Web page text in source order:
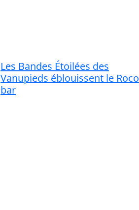
Les Bandes Étoilées des
Vanupieds éblouissent le Roco
bar